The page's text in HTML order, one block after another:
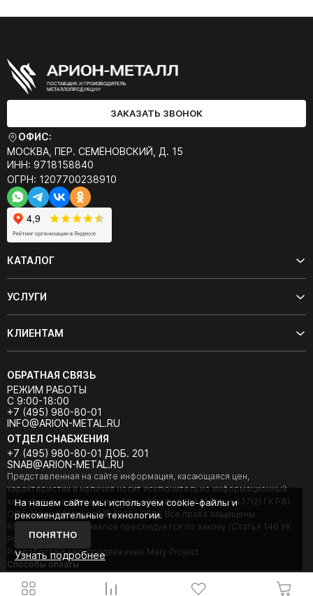
ЗАКАЗАТЬ ЗВОНОК
ОФИС:
МОСКВА, ПЕР. СЕМЁНОВСКИЙ, Д. 15
ИНН: 9718158840
ОГРН: 1207700238910
КАТАЛОГ
УСЛУГИ
КЛИЕНТАМ
ОБРАТНАЯ СВЯЗЬ
РЕЖИМ РАБОТЫ
С 9:00-18:00
+7 (495) 980-80-01
INFO@ARION-METAL.RU
ОТДЕЛ СНАБЖЕНИЯ
+7 (495) 980-80-01 ДОБ. 201
SNAB@ARION-METAL.RU
Представленная на сайте информация, касающаяся цен,
характеристик и наличия носит исключительно информационный
характер и не является публичной офертой (Статья 437(2) ГК РФ).
ООО "Арион-Металл" © 2020 - 2026 Все права защищены.
Копирование материалов преследуется по закону (Статья 146 УК
РФ).
Разработка и seo-продвижение Mary Project
Cпособы оплаты
На нашем сайте мы используем cookie-файлы и
рекомендательные технологии.
ПОНЯТНО
Узнать подробнее